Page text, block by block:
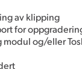
av klipping
for
modul og/eller